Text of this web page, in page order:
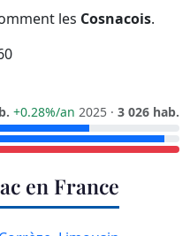
les Cosnacois.
+0.28%/an 2025 · 3 026 hab.
en France